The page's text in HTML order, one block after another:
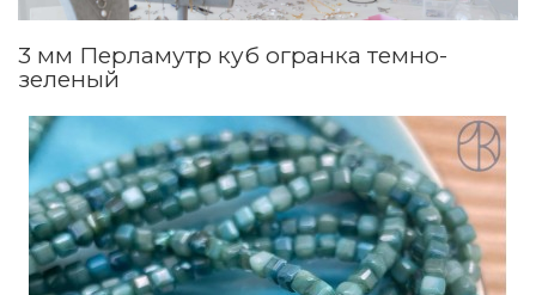
3 мм Перламутр куб огранка темно-
зеленый